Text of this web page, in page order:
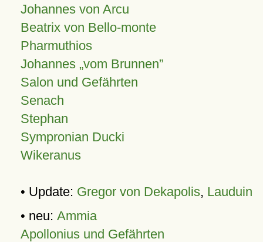
Johannes von Arcu
Beatrix von Bello-monte
Pharmuthios
Johannes vom Brunnen
Salon und Gefährten
Senach
Stephan
Sympronian Ducki
Wikeranus
• Update: Gregor von Dekapolis, Lauduin
• neu: Ammia
Apollonius und Gefährten